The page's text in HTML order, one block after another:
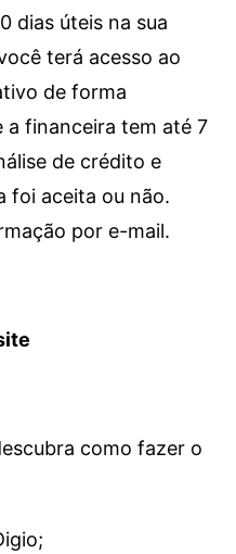
dias úteis na sua
terá acesso ao
de forma
a financeira tem até 7
de crédito e
foi aceita ou não.
por e-mail.
como fazer o